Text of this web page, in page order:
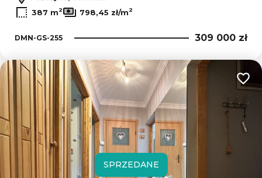
387 m2 798,45 zł/m2
DMN-GS-255 309 000 zł
SPRZEDANE